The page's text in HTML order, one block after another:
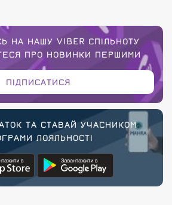
НА НАШУ VIBER СПІЛЬНОТУ
ПРО НОВИНКИ ПЕРШИМИ
ПІДПИСАТИСЯ
ТА СТАВАЙ УЧАСНИКОМ
ЛОЯЛЬНОСТІ